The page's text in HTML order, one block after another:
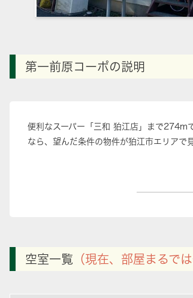
第一前原コーポの説明
便利なスーパー「三和 狛江店」まで274m
なら、望んだ条件の物件が狛江市エリアで
空室一覧 （現在、部屋まるで